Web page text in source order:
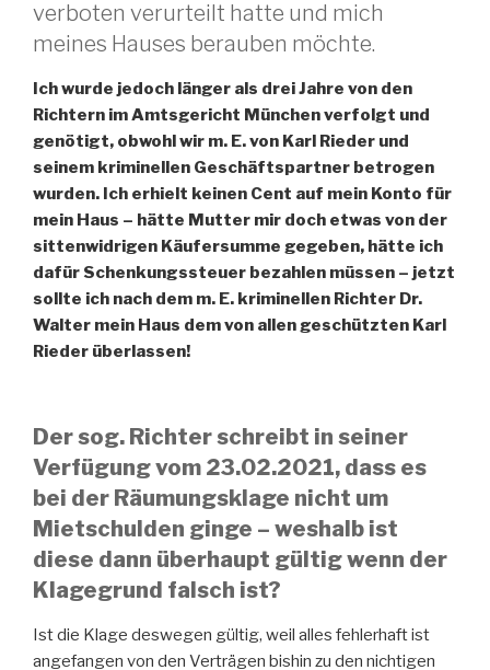
verboten verurteilt hatte und mich
meines Hauses berauben möchte.
Ich wurde jedoch länger als drei Jahre von den
Richtern im Amtsgericht München verfolgt und
genötigt, obwohl wir m. E. von Karl Rieder und
seinem kriminellen Geschäftspartner betrogen
wurden. Ich erhielt keinen Cent auf mein Konto für
mein Haus – hätte Mutter mir doch etwas von der
sittenwidrigen Käufersumme gegeben, hätte ich
dafür Schenkungssteuer bezahlen müssen – jetzt
sollte ich nach dem m. E. kriminellen Richter Dr.
Walter mein Haus dem von allen geschützten Karl
Rieder überlassen!
Der sog. Richter schreibt in seiner
Verfügung vom 23.02.2021, dass es
bei der Räumungsklage nicht um
Mietschulden ginge – weshalb ist
diese dann überhaupt gültig wenn der
Klagegrund falsch ist?
Ist die Klage deswegen gültig, weil alles fehlerhaft ist
angefangen von den Verträgen bishin zu den nichtigen